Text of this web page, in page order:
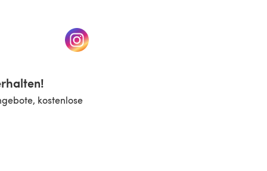
neuen Tab)(öffnet sich in einem neuen Tab)
kostenlose